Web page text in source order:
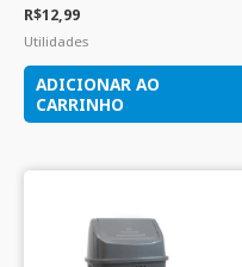
R$12,99
Utilidades
ADICIONAR AO
CARRINHO